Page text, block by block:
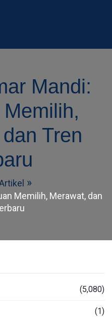
Mandi:
Tren
Memilih, Merawat, dan
(5,080)
(1)